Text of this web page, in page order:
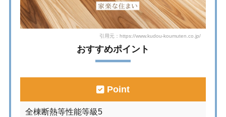
引用元：https://www.kudou-koumuten.co.jp/
おすすめポイント
Point
全棟断熱等性能等級5